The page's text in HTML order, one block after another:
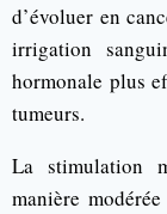
d’évoluer en
irrigation
hormonale plus
tumeurs.
La stimulation
manière